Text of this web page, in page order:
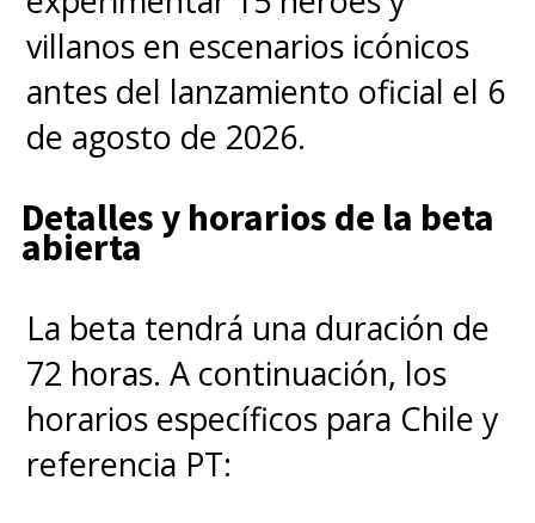
villanos en escenarios icónicos
antes del lanzamiento oficial el 6
de agosto de 2026.
Detalles y horarios de la beta
abierta
La beta tendrá una duración de
72 horas. A continuación, los
horarios específicos para Chile y
referencia PT: